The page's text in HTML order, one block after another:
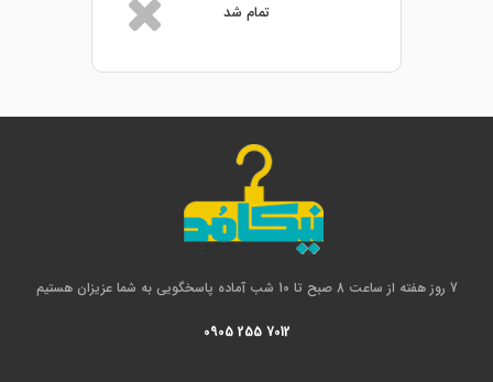
تمام شد
7 روز هفته از ساعت 8 صبح تا 10 شب آماده پاسخگویی به شما عزیزان هستیم
0905 255 7012